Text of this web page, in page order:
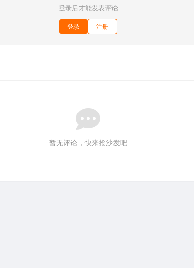
登录后才能发表评论
登录 注册
暂无评论，快来抢沙发吧